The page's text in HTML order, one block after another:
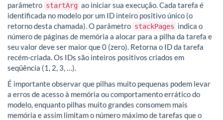
parâmetro startArg ao iniciar sua execução. Cada tarefa é
identificada no modelo por um ID inteiro positivo único (o
retorno desta chamada). O parâmetro stackPages indica o
número de páginas de memória a alocar para a pilha da tarefa e
seu valor deve ser maior que 0 (zero). Retorna o ID da tarefa
recém-criada. Os IDs são inteiros positivos criados em
seqüência (1, 2, 3, …).
É importante observar que pilhas muito pequenas podem levar
a erros de acesso à memória ou comportamento errático do
modelo, enquanto pilhas muito grandes consomem mais
memória e assim limitam o número máximo de tarefas que o